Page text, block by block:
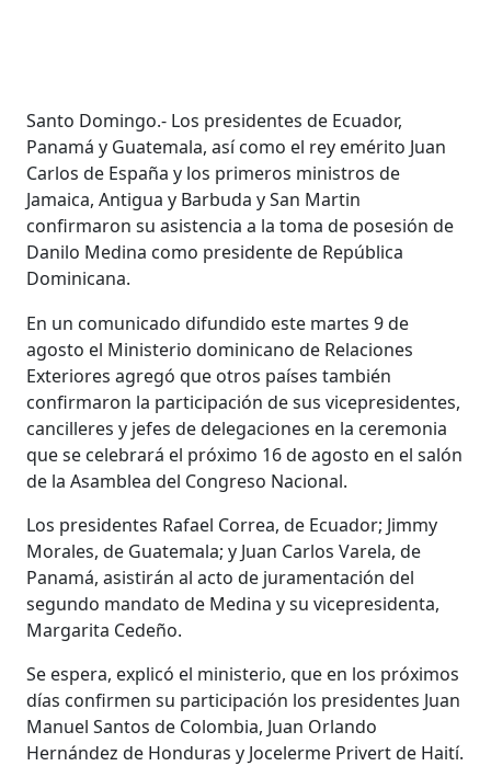
Santo Domingo.- Los presidentes de Ecuador,
Panamá y Guatemala, así como el rey emérito Juan
Carlos de España y los primeros ministros de
Jamaica, Antigua y Barbuda y San Martin
confirmaron su asistencia a la toma de posesión de
Danilo Medina como presidente de República
Dominicana.
En un comunicado difundido este martes 9 de
agosto el Ministerio dominicano de Relaciones
Exteriores agregó que otros países también
confirmaron la participación de sus vicepresidentes,
cancilleres y jefes de delegaciones en la ceremonia
que se celebrará el próximo 16 de agosto en el salón
de la Asamblea del Congreso Nacional.
Los presidentes Rafael Correa, de Ecuador; Jimmy
Morales, de Guatemala; y Juan Carlos Varela, de
Panamá, asistirán al acto de juramentación del
segundo mandato de Medina y su vicepresidenta,
Margarita Cedeño.
Se espera, explicó el ministerio, que en los próximos
días confirmen su participación los presidentes Juan
Manuel Santos de Colombia, Juan Orlando
Hernández de Honduras y Jocelerme Privert de Haití.